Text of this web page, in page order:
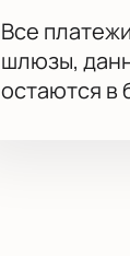
Все
шлюзы,
остаются в